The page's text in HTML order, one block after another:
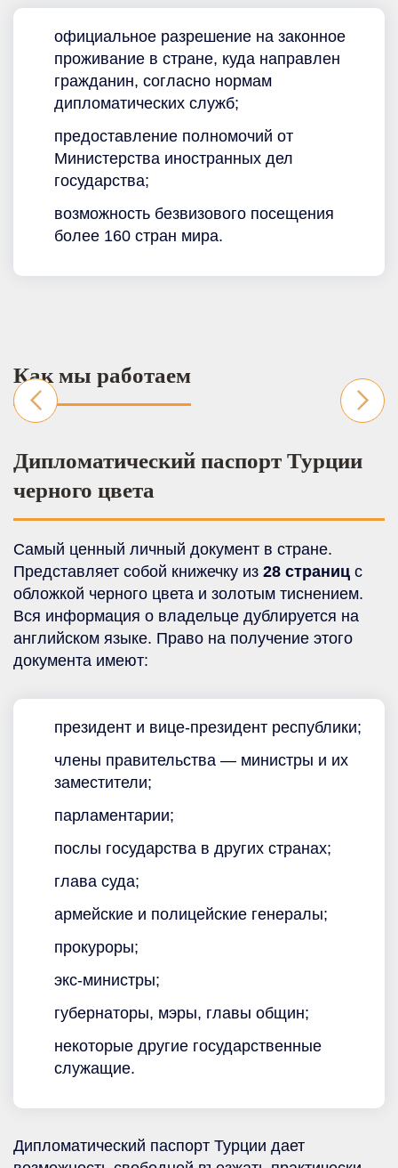
официальное разрешение на законное
проживание в стране, куда направлен
гражданин, согласно нормам
дипломатических служб;
предоставление полномочий от
Министерства иностранных дел
государства;
возможность безвизового посещения
более 160 стран мира.
Как мы работаем
Дипломатический паспорт Турции
черного цвета
Самый ценный личный документ в стране.
Представляет собой книжечку из 28 страниц с
обложкой черного цвета и золотым тиснением.
Вся информация о владельце дублируется на
английском языке. Право на получение этого
документа имеют:
президент и вице-президент республики;
члены правительства — министры и их
заместители;
парламентарии;
послы государства в других странах;
глава суда;
армейские и полицейские генералы;
прокуроры;
экс-министры;
губернаторы, мэры, главы общин;
некоторые другие государственные
служащие.
Дипломатический паспорт Турции дает